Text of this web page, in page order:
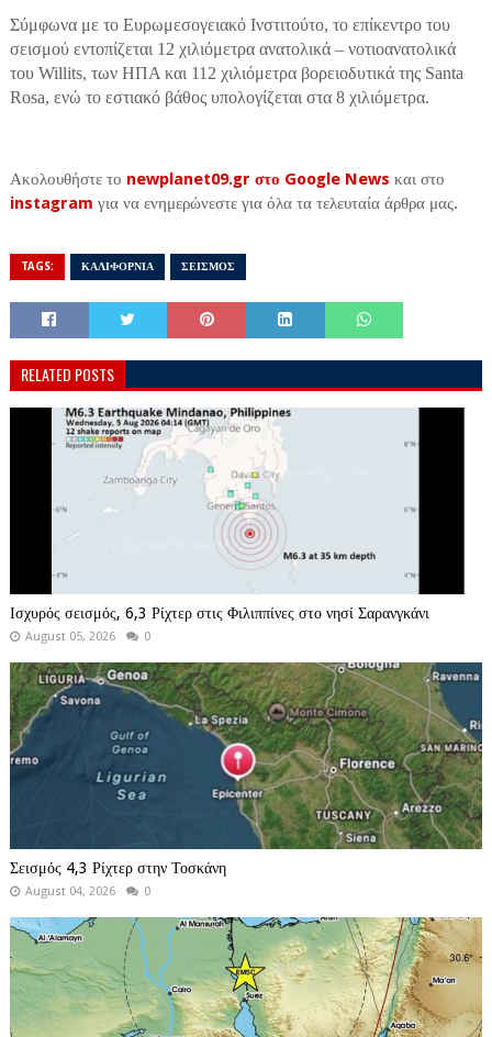
Σύμφωνα με το Ευρωμεσογειακό Ινστιτούτο, το επίκεντρο του
σεισμού εντοπίζεται 12 χιλιόμετρα ανατολικά – νοτιοανατολικά
του Willits, των ΗΠΑ και 112 χιλιόμετρα βορειοδυτικά της Santa
Rosa, ενώ το εστιακό βάθος υπολογίζεται στα 8 χιλιόμετρα.
Ακολουθήστε το newplanet09.gr στο Google News και στο
instagram για να ενημερώνεστε για όλα τα τελευταία άρθρα μας.
TAGS: ΚΑΛΙΦΟΡΝΙΑ ΣΕΙΣΜΟΣ
RELATED POSTS
Ισχυρός σεισμός, 6,3 Ρίχτερ στις Φιλιππίνες στο νησί Σαρανγκάνι
August 05, 2026 0
Σεισμός 4,3 Ρίχτερ στην Τοσκάνη
August 04, 2026 0